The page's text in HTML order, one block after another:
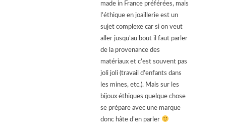
made in France préférées, mais
l’éthique en joaillerie est un
sujet complexe car si on veut
aller jusqu’au bout il faut parler
de la provenance des
matériaux et c’est souvent pas
joli joli (travail d’enfants dans
les mines, etc.). Mais sur les
bijoux éthiques quelque chose
se prépare avec une marque
donc hâte d’en parler